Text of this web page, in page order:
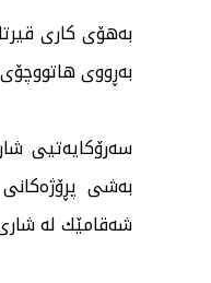
بەڕووی
بەشی
شەقامێك لە شاری